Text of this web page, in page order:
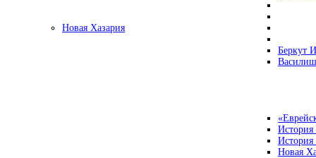
Новая Хазария
Беркут
Новая